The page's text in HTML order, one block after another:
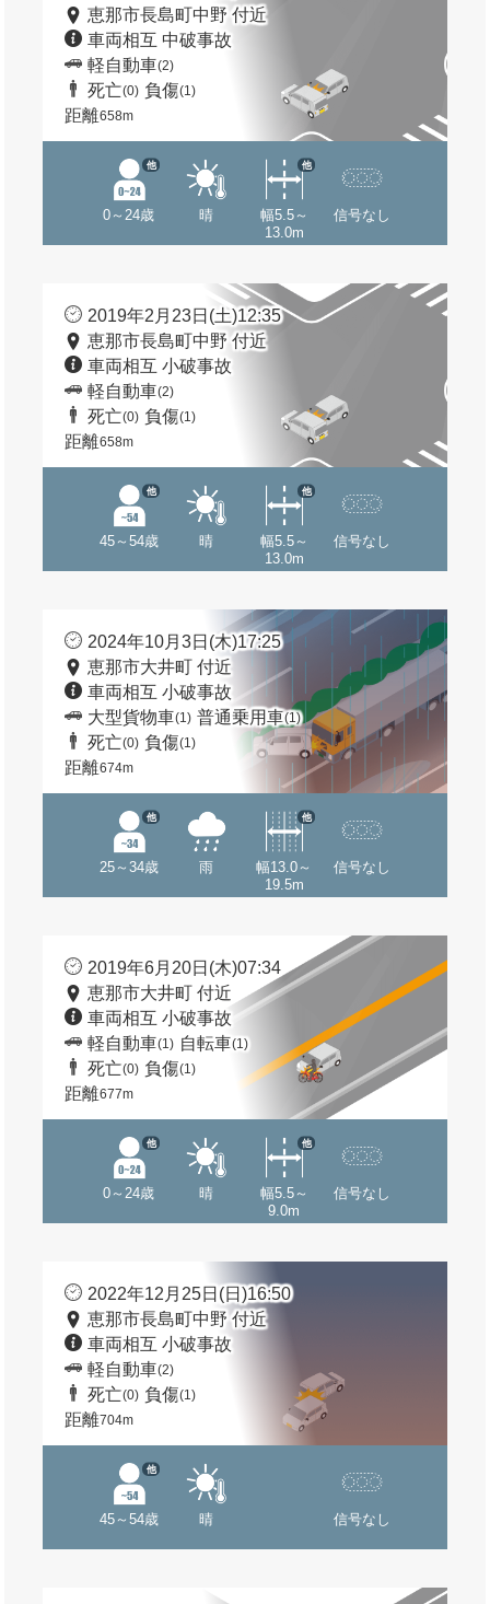
恵那市長島町中野 付近
車両相互 中破事故
軽自動車(2)
死亡(0) 負傷(1)
距離658m
0～24歳
他
晴
幅5.5～
13.0m
他
信号なし
2019年2月23日(土)12:35
恵那市長島町中野 付近
車両相互 小破事故
軽自動車(2)
死亡(0) 負傷(1)
距離658m
45～54歳
他
晴
幅5.5～
13.0m
他
信号なし
2024年10月3日(木)17:25
恵那市大井町 付近
車両相互 小破事故
大型貨物車(1) 普通乗用車(1)
死亡(0) 負傷(1)
距離674m
25～34歳
他
雨
幅13.0～
19.5m
他
信号なし
2019年6月20日(木)07:34
恵那市大井町 付近
車両相互 小破事故
軽自動車(1) 自転車(1)
死亡(0) 負傷(1)
距離677m
0～24歳
他
晴
幅5.5～
9.0m
他
信号なし
2022年12月25日(日)16:50
恵那市長島町中野 付近
車両相互 小破事故
軽自動車(2)
死亡(0) 負傷(1)
距離704m
45～54歳
他
晴 信号なし